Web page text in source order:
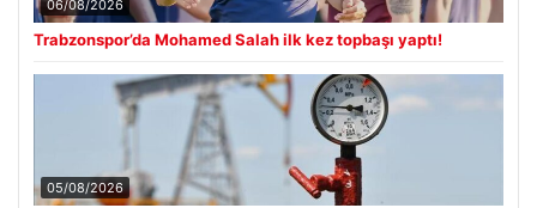
06/08/2026
Trabzonspor’da Mohamed Salah ilk kez topbaşı yaptı!
05/08/2026